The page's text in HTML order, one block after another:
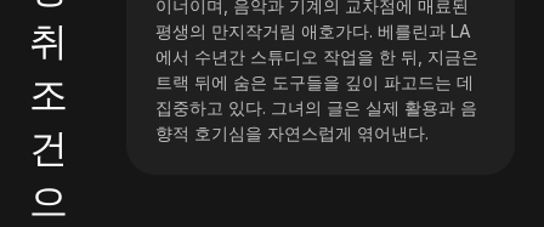
이너이며, 음악과 기계의 교차점에 매료된
평생의 만지작거림 애호가다. 베를린과 LA
에서 수년간 스튜디오 작업을 한 뒤, 지금은
트랙 뒤에 숨은 도구들을 깊이 파고드는 데
집중하고 있다. 그녀의 글은 실제 활용과 음
향적 호기심을 자연스럽게 엮어낸다.
취
조
건
으